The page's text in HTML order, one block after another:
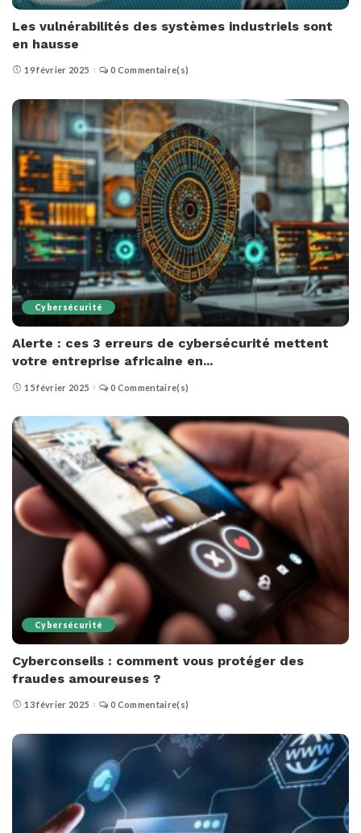
Les vulnérabilités des systèmes industriels sont
en hausse
19 février 2025 0 Commentaire(s)
Cybersécurité
Alerte : ces 3 erreurs de cybersécurité mettent
votre entreprise africaine en...
15 février 2025 0 Commentaire(s)
Cybersécurité
Cyberconseils : comment vous protéger des
fraudes amoureuses ?
13 février 2025 0 Commentaire(s)